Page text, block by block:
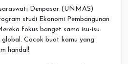
Denpasar (UNMAS)
studi Ekonomi Pembangunan
fokus banget sama isu-isu
global. Cocok buat kamu yang
handal!